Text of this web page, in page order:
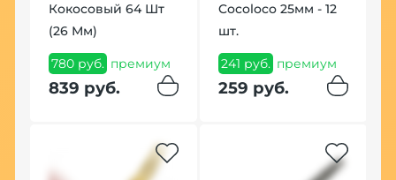
Кокосовый 64 Шт
(26 Мм)
780 руб. премиум
839 руб.
Cocoloco 25мм - 12
шт.
241 руб. премиум
259 руб.